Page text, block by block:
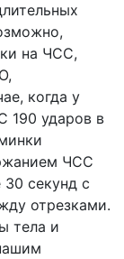
на ЧСС,
когда у
190 ударов в
ЧСС
секунд с
отрезками.
тела и